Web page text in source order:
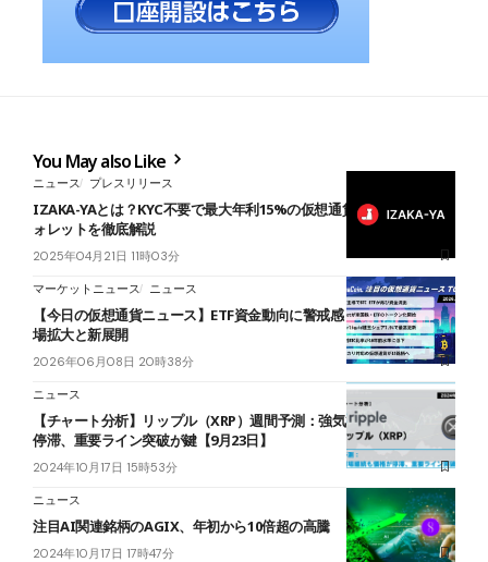
You May also Like
ニュース プレスリリース
IZAKA-YAとは？KYC不要で最大年利15%の仮想通貨レンディングウ
ォレットを徹底解説
2025年04月21日 11時03分
マーケットニュース ニュース
【今日の仮想通貨ニュース】ETF資金動向に警戒感｜オンチェーン市
場拡大と新展開
2026年06月08日 20時38分
ニュース
【チャート分析】リップル（XRP）週間予測：強気相場継続も価格が
停滞、重要ライン突破が鍵【9月23日】
2024年10月17日 15時53分
ニュース
注目AI関連銘柄のAGIX、年初から10倍超の高騰
2024年10月17日 17時47分